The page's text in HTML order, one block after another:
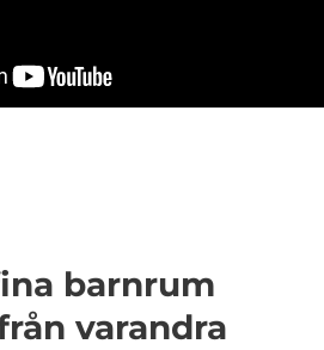
barnrum
varandra